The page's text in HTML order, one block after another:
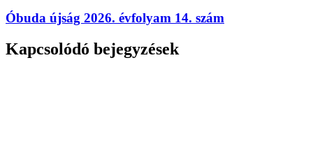
Óbuda újság 2026. évfolyam 14. szám
Kapcsolódó bejegyzések